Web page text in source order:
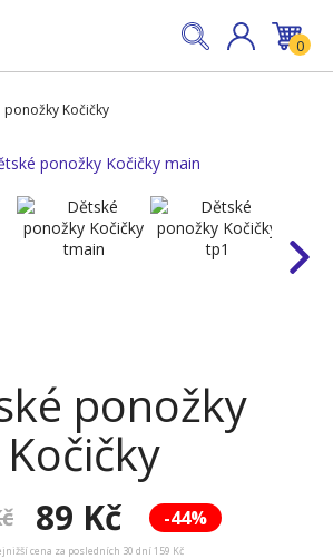
0
ponožky Kočičky
ponožky
Kočičky
-44%
89 Kč
cena za posledních 30 dní 159 Kč